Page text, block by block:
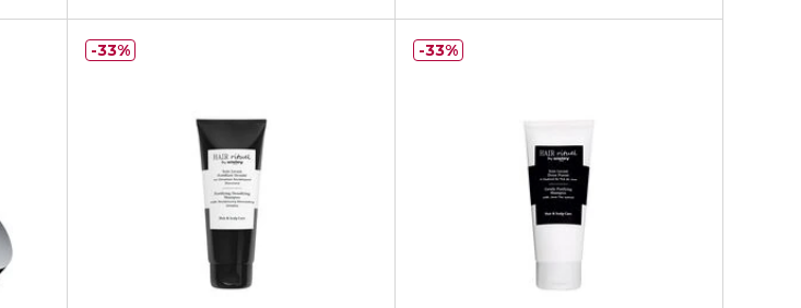
33% 33%